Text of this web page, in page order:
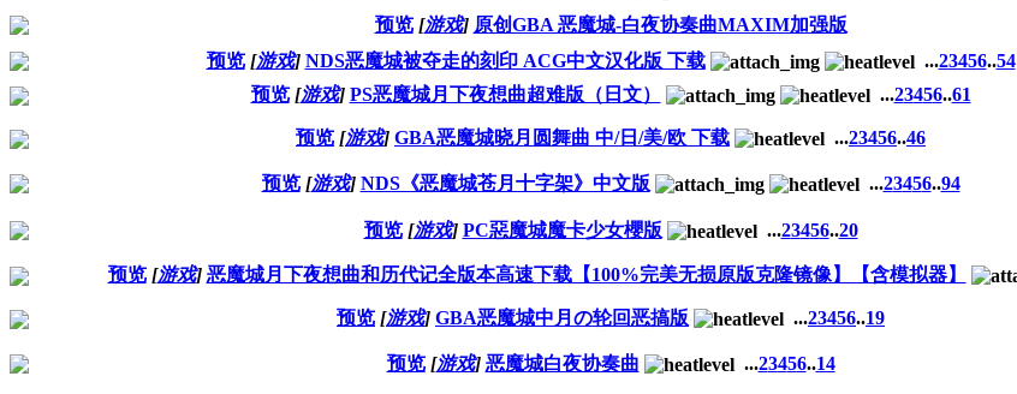
预览 [游戏] 原创GBA 恶魔城-白夜协奏曲MAXIM加强版
预览 [游戏] NDS恶魔城被夺走的刻印 ACG中文汉化版 下载 ...23456..54
预览 [游戏] PS恶魔城月下夜想曲超难版（日文） ...23456..61
预览 [游戏] GBA恶魔城晓月圆舞曲 中/日/美/欧 下载 ...23456..46
预览 [游戏] NDS《恶魔城苍月十字架》中文版 ...23456..94
预览 [游戏] PC惡魔城魔卡少女櫻版 ...23456..20
预览 [游戏] 恶魔城月下夜想曲和历代记全版本高速下载【100%完美无损原版克隆镜像】【含模拟器】
预览 [游戏] GBA恶魔城中月の轮回恶搞版 ...23456..19
预览 [游戏] 恶魔城白夜协奏曲 ...23456..14